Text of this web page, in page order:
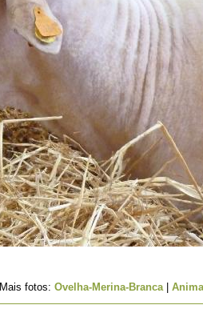
Mais fotos: Ovelha-Merina-Branca|